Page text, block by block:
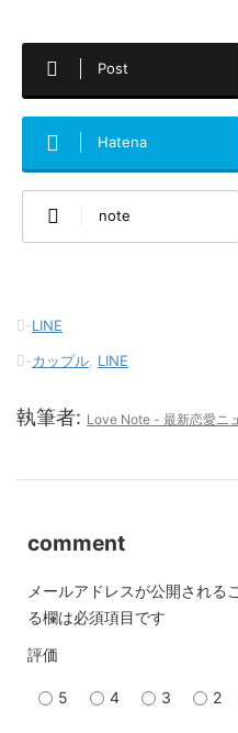
Post
Hatena
note
-LINE
-カップル, LINE
執筆者: Love Note - 最新恋愛ニ
comment
メールアドレスが公開される
る欄は必須項目です
評価
5 4 3 2